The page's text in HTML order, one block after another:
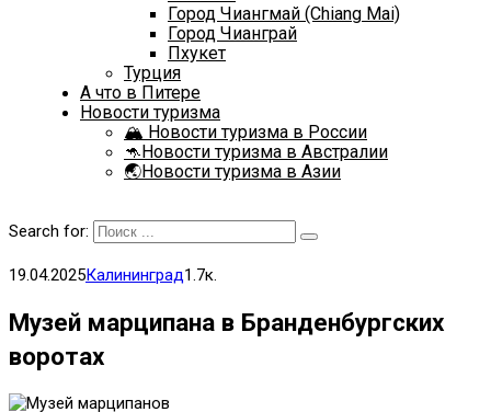
Город Чиангмай (Chiang Mai)
Город Чианграй
Пхукет
Турция
А что в Питере
Новости туризма
🏔️ Новости туризма в России
🦘Новости туризма в Австралии
🌏Новости туризма в Азии
Search for:
19.04.2025Калининград1.7к.
Музей марципана в Бранденбургских
воротах